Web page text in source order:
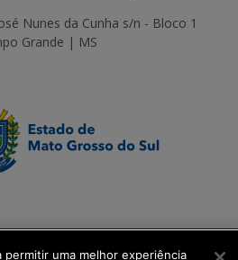
Nunes da Cunha s/n - Bloco 1
Grande | MS
permitir uma melhor experiência